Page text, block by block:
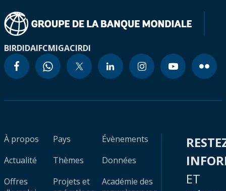
BIRDIDAIFCMIGACIRDI
À propos
Actualité
Offres
Pays
Thèmes
Projets et
Évènements
Données
Académie des
ET